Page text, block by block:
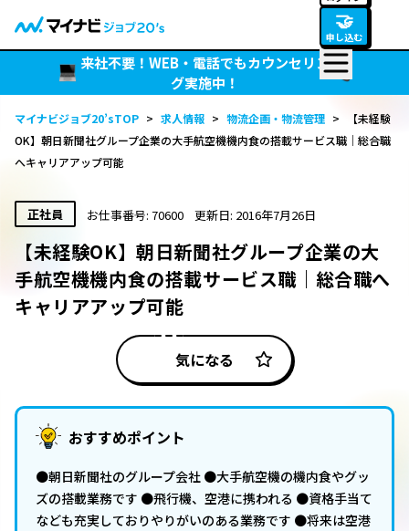
🤝
申し込む
来社不要！WEB・電話でもカウンセリン
グ実施中！
マイナビジョブ20’sTOP > 求人情報 > 物流企画・物流管理 >
【未経験
OK】朝日新聞社グループ企業の大手航空機機内食の搭載サービス職｜総合職
へキャリアアップ可能
正社員 お仕事番号: 70600 更新日: 2016年7月26日
【未経験OK】朝日新聞社グループ企業の大
手航空機機内食の搭載サービス職｜総合職へ
キャリアアップ可能
気になる
おすすめポイント
●朝日新聞社のグループ会社 ●大手航空機の機内食やグッ
ズの搭載業務です ●飛行機、空港に携われる ●資格手当て
なども充実しておりやりがいのある業務です ●将来は空港